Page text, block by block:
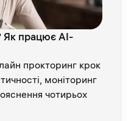
Як працює AI-
прокторинг крок
моніторинг
чотирьох